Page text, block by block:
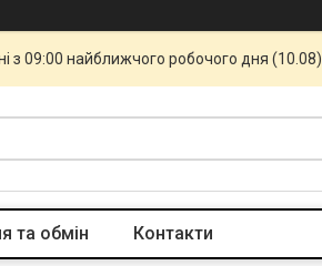
з 09:00 найближчого робочого дня (10.08).
та обмін Контакти